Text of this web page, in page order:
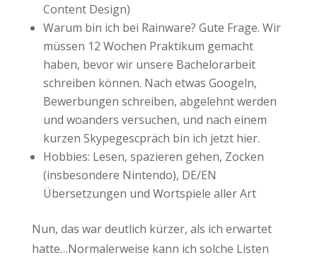
Content Design)
Warum bin ich bei Rainware? Gute Frage. Wir
müssen 12 Wochen Praktikum gemacht
haben, bevor wir unsere Bachelorarbeit
schreiben können. Nach etwas Googeln,
Bewerbungen schreiben, abgelehnt werden
und woanders versuchen, und nach einem
kurzen Skypegescpräch bin ich jetzt hier.
Hobbies: Lesen, spazieren gehen, Zocken
(insbesondere Nintendo), DE/EN
Übersetzungen und Wortspiele aller Art
Nun, das war deutlich kürzer, als ich erwartet
hatte…Normalerweise kann ich solche Listen